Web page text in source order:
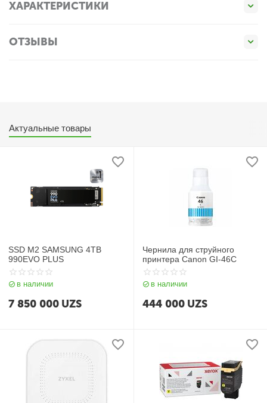
ХАРАКТЕРИСТИКИ
ОТЗЫВЫ
Актуальные товары
SSD M2 SAMSUNG 4TB
990EVO PLUS
в наличии
7 850 000 UZS
Чернила для струйного
принтера Canon GI-46C
в наличии
444 000 UZS